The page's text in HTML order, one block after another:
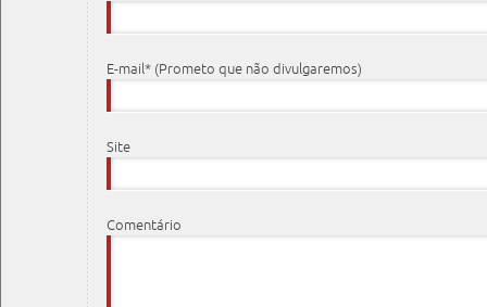
E-mail* (Prometo que não divulgaremos)
Site
Comentário